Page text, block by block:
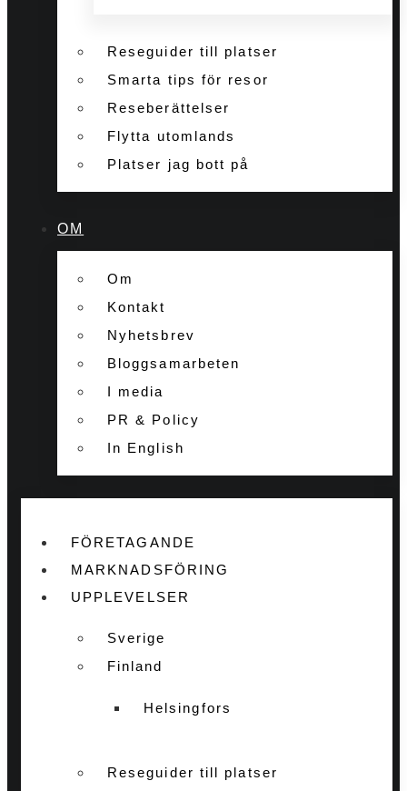
Reseguider till platser
Smarta tips för resor
Reseberättelser
Flytta utomlands
Platser jag bott på
OM
Om
Kontakt
Nyhetsbrev
Bloggsamarbeten
I media
PR & Policy
In English
FÖRETAGANDE
MARKNADSFÖRING
UPPLEVELSER
Sverige
Finland
Helsingfors
Reseguider till platser